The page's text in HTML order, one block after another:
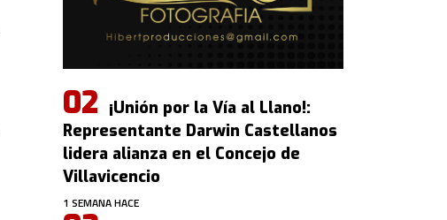
¡Unión por la Vía al Llano!:
Representante Darwin Castellanos
lidera alianza en el Concejo de
Villavicencio
1 SEMANA HACE